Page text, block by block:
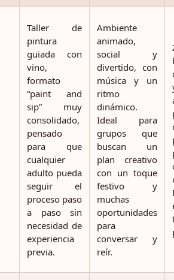
Taller de
pintura
guiada con
vino,
formato
“paint and
sip” muy
consolidado,
pensado
para que
cualquier
adulto pueda
seguir el
proceso paso
a paso sin
necesidad de
experiencia
previa.
Ambiente
animado,
social y
divertido, con
música y un
ritmo
dinámico.
Ideal para
grupos que
buscan un
plan creativo
con un toque
festivo y
muchas
oportunidades
para
conversar y
reír.